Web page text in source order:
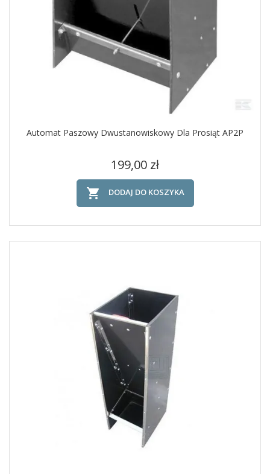
Automat Paszowy Dwustanowiskowy Dla Prosiąt AP2P
Cena
199,00 zł
 DODAJ DO KOSZYKA